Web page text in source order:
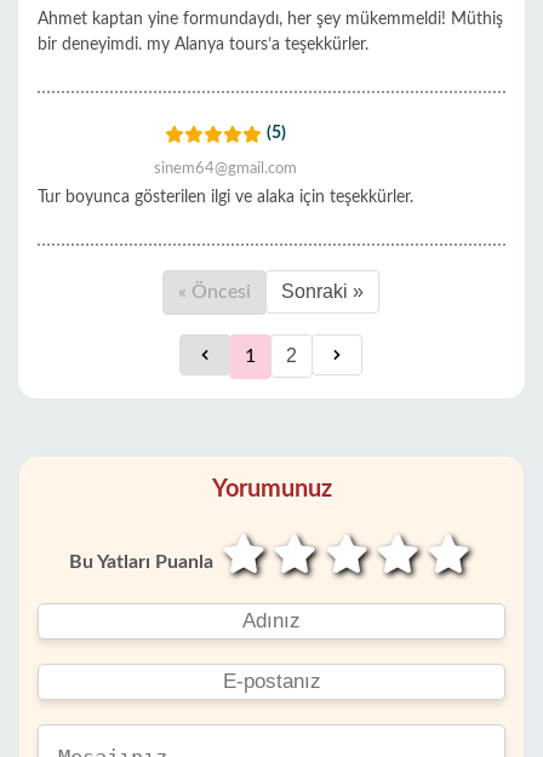
Ahmet kaptan yine formundaydı, her şey mükemmeldi! Müthiş
bir deneyimdi. my Alanya tours’a teşekkürler.
(5)
sinem64@gmail.com
Tur boyunca gösterilen ilgi ve alaka için teşekkürler.
« Öncesi Sonraki »
1 2
Yorumunuz
Bu Yatları Puanla